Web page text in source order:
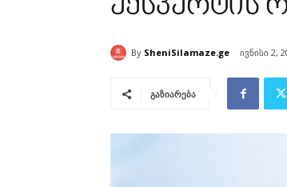
ექსპერტის
By SheniSilamaze.ge ივნისი 2,
გაზიარება